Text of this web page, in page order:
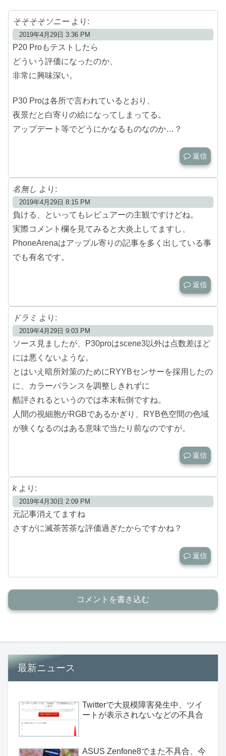
そそそそソニー より:
2019年4月29日 3:36 PM
P20 Proもテストしたら
どういう評価になったのか、
非常に興味深い。
P30 Proは各所で言われているとおり、
夜景だと白寄りの絵になってしまってる。
アップデート等でどうにかなるものなのか…？
返信
名無し より:
2019年4月29日 8:15 PM
負ける、といってもレビュアーの主観ですけどね。
実際コメント欄を見てみると大炎上してますし、
PhoneArenaはアップル寄りの記事を多く出している事
でも有名です。
返信
ドラミ より:
2019年4月29日 9:03 PM
ソース見ましたが、P30proはscene3以外は点数差ほど
には悪くないような。
とはいえ暗所対策のためにRYYBセンサーを採用したの
に、カラーバランスを調整しきれずに
酷評されるというのでは本末転倒ですね。
人間の視細胞がRGBであるかぎり、RYB色空間の色域
が狭くなるのはある意味で当たり前なのですが。
返信
k より:
2019年4月30日 2:09 PM
元記事消えてますね
さすがに滅茶苦茶な評価過ぎたからですかね？
返信
コメントを書き込む
最新ニュース
Twitterで大規模障害発生中、ツイ
ートが表示されないなどの不具合
ASUS Zenfone8でまた不具合、今